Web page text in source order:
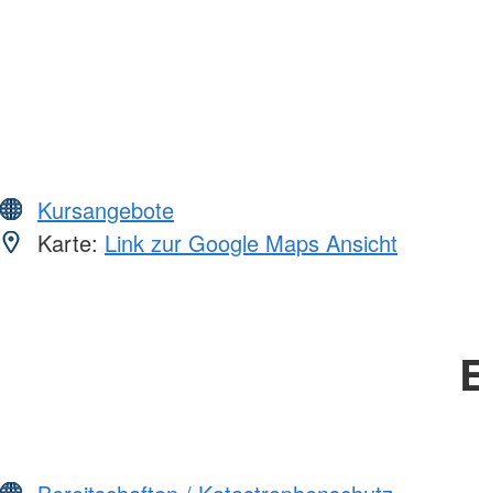
Kursangebote
Karte: Link zur Google Maps Ansicht